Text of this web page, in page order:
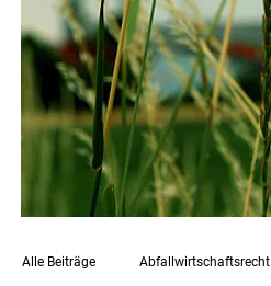
Alle Beiträge Abfallwirtschaftsrecht